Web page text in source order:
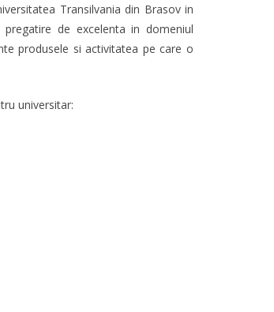
Transilvania din Brasov in
de excelenta in domeniul
produsele si activitatea pe care o
universitar: